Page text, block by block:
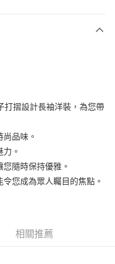
的支付方式。 讓您購物簡單
打摺設計長袖洋裝，為您帶
品味。
。
隨時保持優雅。
您成為眾人矚目的焦點。
相關推薦